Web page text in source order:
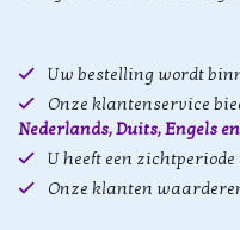
Uw bestelling wordt
Onze klantenservice
Nederlands, Duits, Engels
U heeft een
Onze klanten